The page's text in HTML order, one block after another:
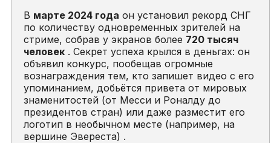
В марте 2024 года он установил рекорд СНГ
по количеству одновременных зрителей на
стриме, собрав у экранов более 720 тысяч
человек . Секрет успеха крылся в деньгах: он
объявил конкурс, пообещав огромные
вознаграждения тем, кто запишет видео с его
упоминанием, добьётся привета от мировых
знаменитостей (от Месси и Роналду до
президентов стран) или даже разместит его
логотип в необычном месте (например, на
вершине Эвереста) .